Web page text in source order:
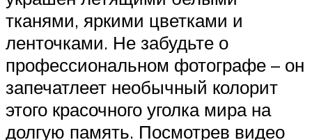
тканями, яркими цветками и
ленточками. Не забудьте о
профессиональном фотографе – он
запечатлеет необычный колорит
этого красочного уголка мира на
долгую память. Посмотрев видео